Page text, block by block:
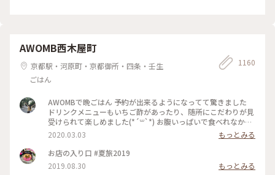
AWOMB西木屋町
京都駅・河原町・京都御所・四条・壬生
ごはん
1160
AWOMBで晩ごはん 予約が出来るようになってて驚きました
ドリンクメニューもいちご酢があったり、随所にこだわりが見
受けられて楽しめました(*´꒳`*) お腹いっぱいで食べれなかっ
たデザートは次のお楽しみですー♡ #春の訪れ #女子旅 #いち
ご #手織り寿司
2020.03.03
もっとみる
お店の入り口 #夏旅2019
2019.08.30
もっとみる